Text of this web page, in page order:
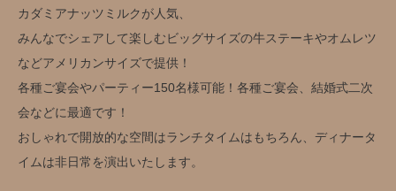
カダミアナッツミルクが人気、
みんなでシェアして楽しむビッグサイズの牛ステーキやオムレツ
などアメリカンサイズで提供！
各種ご宴会やパーティー150名様可能！各種ご宴会、結婚式二次
会などに最適です！
おしゃれで開放的な空間はランチタイムはもちろん、ディナータ
イムは非日常を演出いたします。